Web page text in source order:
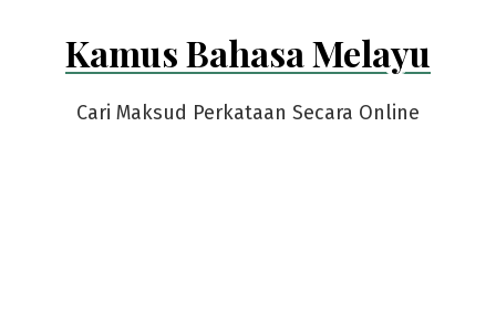
Kamus Bahasa Melayu
Cari Maksud Perkataan Secara Online